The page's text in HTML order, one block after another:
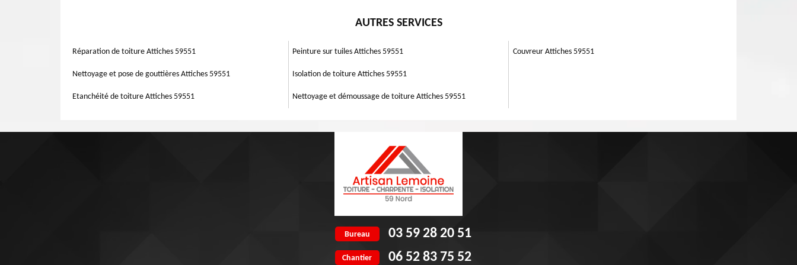
entreprendre. Que ce soit une rénovation, une mise en étanchéité, une peinture ou un nettoyage de murs extérieurs, le prix est
opérations est que Artisan Lemoine 59 procure un tarif au m² ou par heure établit par surface de façade pour un prix abordable.
AUTRES SERVICES
Réparation de toiture Attiches 59551
Nettoyage et pose de gouttières Attiches 59551
Etanchéité de toiture Attiches 59551
Peinture sur tuiles Attiches 59551
Isolation de toiture Attiches 59551
Nettoyage et démoussage de toiture Attiches 59551
Couvreur Attiches 59551
Bureau 03 59 28 20 51
Chantier 06 52 83 75 52